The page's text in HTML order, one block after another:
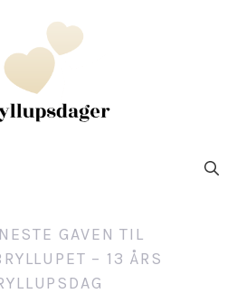
GAVEN TIL
– 13 ÅRS